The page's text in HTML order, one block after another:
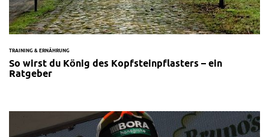
TRAINING & ERNÄHRUNG
So wirst du König des Kopfsteinpflasters – ein
Ratgeber